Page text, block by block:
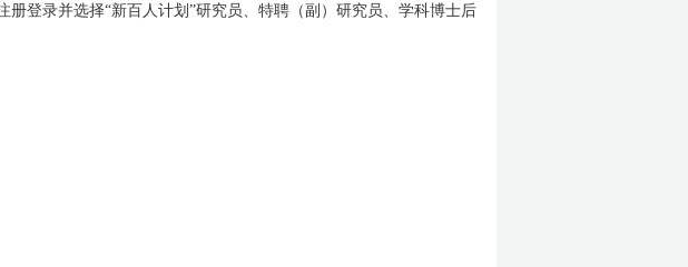
册登录并选择“新百人计划”研究员、特聘（副）研究员、学科博士后